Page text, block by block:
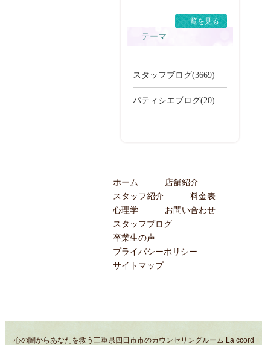
一覧を見る
テーマ
スタッフブログ(3669)
パティシエブログ(20)
ホーム
店舗紹介
スタッフ紹介
料金表
心理学
お問い合わせ
スタッフブログ
卒業生の声
プライバシーポリシー
サイトマップ
心の闇からあなたを救う三重県四日市市のカウンセリングルーム La ccord